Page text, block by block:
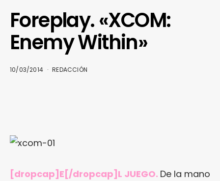
Foreplay. «XCOM:
Enemy Within»
10/03/2014 REDACCIÓN
[dropcap]E[/dropcap]L JUEGO. De la mano